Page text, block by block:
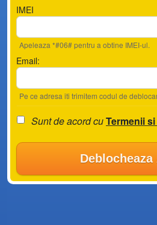
IMEI
Apeleaza *#06# pentru a obtine IMEI-ul.
Email:
Pe ce adresa iti trimitem codul de
Sunt de acord cuTermenii
Deblocheaza